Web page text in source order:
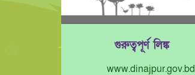
গুরুত্বপূর্ণ লিঙ্ক
www.dinajpur.gov.bd